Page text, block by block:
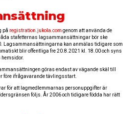
på registration.jukola.com genom att använda de
stafetternas lagsammansättningar bör ske
Lagsammansättningarna kan anmälas tidigare som
blir offentliga fre 20.8.2021 kl. 18.00 och syns
göras endast av vägande skäl till
före ifrågavarande tävlingsstart.
för att lagmedlemmarnas personuppgifter är
följs. År 2006 och tidigare födda har rätt